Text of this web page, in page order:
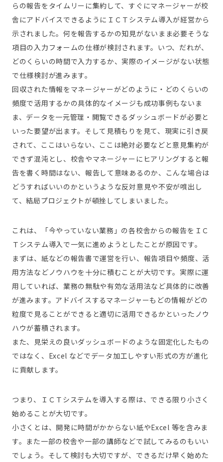
らの報告をタイムリーに集約して、すぐにマネージャーが校
舎にアドバイスできるようにＩＣＴシステム導入が経営から
示されました。何を報告するかの知見がないまま必要そうな
項目の入力フォームの仕様が検討されます。いつ、だれが、
どのくらいの時間で入力するか、実際のイメージがない状態
で仕様検討が進みます。
回収された情報をマネージャーがどのように・どのくらいの
頻度で活用するかの具体的なイメージも成功事例もないま
ま、データを一元管理・閲覧できるダッシュボードが必要と
いった要望が出ます。そして見積もりを見て、現実に引き戻
されて、ここはいらない、ここは絶対必要などと意見集約が
できず混沌とし、校舎やマネージャーにヒアリングすると報
告を書く時間はない、報告して意味あるのか、こんな場合は
どうすればいいのかというような反対意見や不安が噴出し
て、結局プロジェクトが頓挫してしまいました。
これは、「今やっていない業務」の各校舎からの報告をＩＣ
Ｔシステム導入で一気に進めようとしたことが原因です。
まずは、紙などの報告書で運営を行い、報告項目や頻度、活
用方法などノウハウを十分に積むことが大切です。実際に運
用していれば、業務の無駄や有効な活用法など具体的に改善
が進みます。アドバイスするマネージャーもどの情報がどの
粒度で見ることができると適切に活用できるかといったノウ
ハウが蓄積されます。
また、見栄えの良いダッシュボードのような固定化したもの
ではなく、Excel などでデータ加工しやすい形式の方が進化
に貢献します。
つまり、ＩＣＴシステムを導入する際は、できる限り小さく
始めることが大切です。
小さくとは、開発に時間がかからない紙やExcel 等を含みま
す。また一部の校舎や一部の講師などで試してみるのもいい
でしょう。そして検討も大切ですが、できるだけ早く始めた